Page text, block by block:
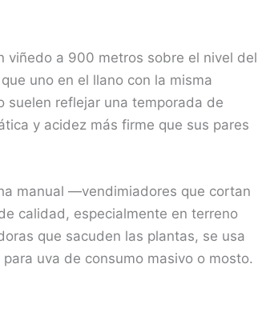
viñedo a 900 metros sobre el nivel del
uno en el llano con la misma
suelen reflejar una temporada de
y acidez más firme que sus pares
manual —vendimiadores que cortan
calidad, especialmente en terreno
que sacuden las plantas, se usa
uva de consumo masivo o mosto.